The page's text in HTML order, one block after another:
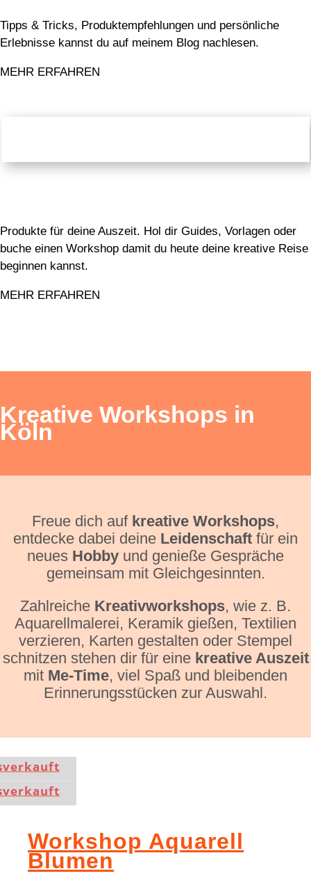
Tipps & Tricks, Produktempfehlungen und persönliche
Erlebnisse kannst du auf meinem Blog nachlesen.
MEHR ERFAHREN
Produkte für deine Auszeit. Hol dir Guides, Vorlagen oder
buche einen Workshop damit du heute deine kreative Reise
beginnen kannst.
MEHR ERFAHREN
Kreative Workshops in
Köln
Freue dich auf kreative Workshops,
entdecke dabei deine Leidenschaft für ein
neues Hobby und genieße Gespräche
gemeinsam mit Gleichgesinnten.
Zahlreiche Kreativworkshops, wie z. B.
Aquarellmalerei, Keramik gießen, Textilien
verzieren, Karten gestalten oder Stempel
schnitzen stehen dir für eine kreative Auszeit
mit Me-Time, viel Spaß und bleibenden
Erinnerungsstücken zur Auswahl.
Workshop Aquarell
Blumen